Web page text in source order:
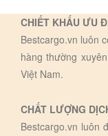
CHIẾT KHẤU ƯU
Bestcargo.vn luôn
hàng thường
Việt Nam.
CHẤT LƯỢNG
Bestcargo.vn luôn